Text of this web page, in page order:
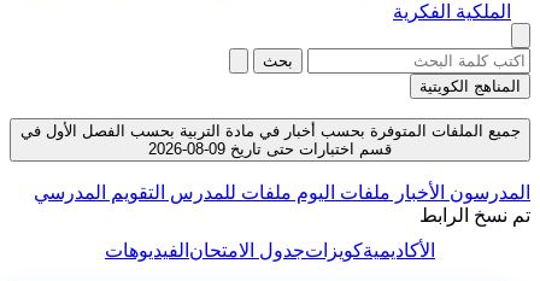
الملكية الفكرية
بحث
المناهج الكويتية
جميع الملفات المتوفرة بحسب أخبار في مادة التربية بحسب الفصل الأول في
قسم اختبارات حتى تاريخ 09-08-2026
المدرسون الأخبار ملفات اليوم ملفات للمدرس التقويم المدرسي
تم نسخ الرابط
الأكاديميةكويزاتجدول الامتحانالفيديوهات